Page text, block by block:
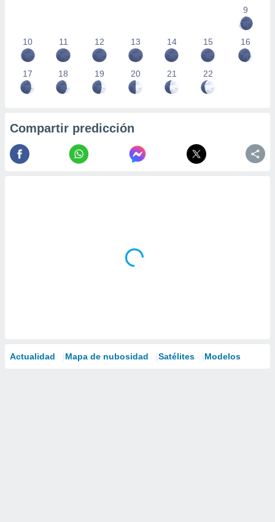
9
10 11 12 13 14 15 16
17 18 19 20 21 22
Compartir predicción
Actualidad Mapa de nubosidad Satélites Modelos